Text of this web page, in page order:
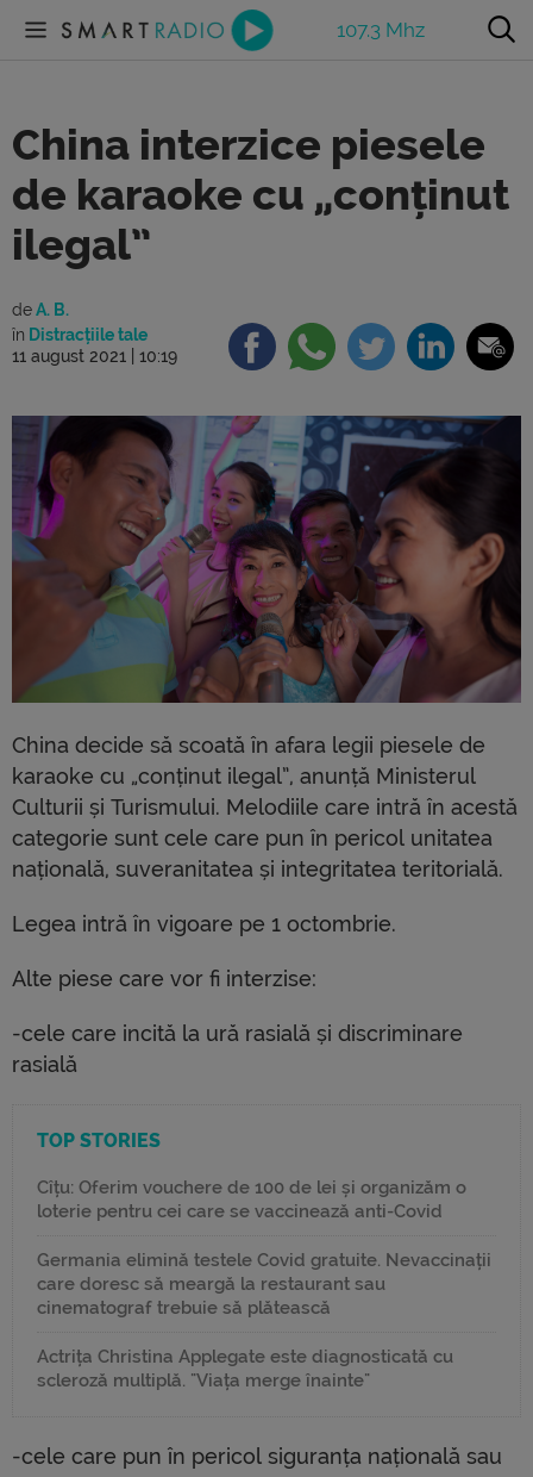
107.3 Mhz
China interzice piesele
de karaoke cu „conținut
ilegal”
deA. B.
în Distracțiile tale
11 august 2021 | 10:19
China decide să scoată în afara legii piesele de
karaoke cu „conținut ilegal”, anunță Ministerul
Culturii și Turismului. Melodiile care intră în acestă
categorie sunt cele care pun în pericol unitatea
națională, suveranitatea și integritatea teritorială.
Legea intră în vigoare pe 1 octombrie.
Alte piese care vor fi interzise:
-cele care incită la ură rasială și discriminare
rasială
TOP STORIES
Cîțu: Oferim vouchere de 100 de lei și organizăm o
loterie pentru cei care se vaccinează anti-Covid
Germania elimină testele Covid gratuite. Nevaccinații
care doresc să meargă la restaurant sau
cinematograf trebuie să plătească
Actrița Christina Applegate este diagnosticată cu
scleroză multiplă. "Viața merge înainte"
-cele care pun în pericol siguranța națională sau